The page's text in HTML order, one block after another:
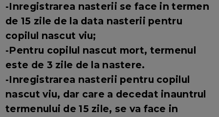
-Inregistrarea nasterii se face in termen
de 15 zile de la data nasterii pentru
copilul nascut viu;
-Pentru copilul nascut mort, termenul
este de 3 zile de la nastere.
-Inregistrarea nasterii pentru copilul
nascut viu, dar care a decedat inauntrul
termenului de 15 zile, se va face in